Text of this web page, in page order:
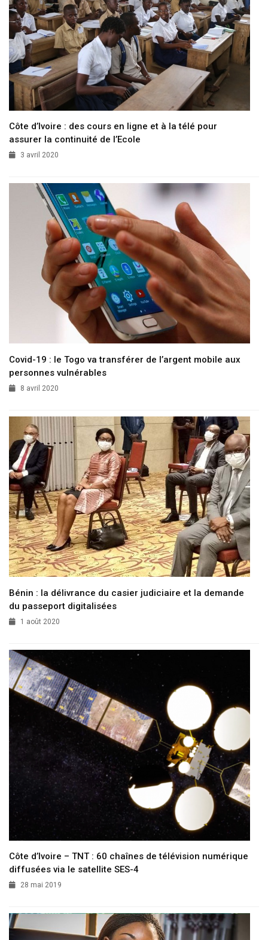
Côte d’Ivoire : des cours en ligne et à la télé pour
assurer la continuité de l’Ecole
3 avril 2020
Covid-19 : le Togo va transférer de l’argent mobile aux
personnes vulnérables
8 avril 2020
Bénin : la délivrance du casier judiciaire et la demande
du passeport digitalisées
1 août 2020
Côte d’Ivoire – TNT : 60 chaînes de télévision numérique
diffusées via le satellite SES-4
28 mai 2019